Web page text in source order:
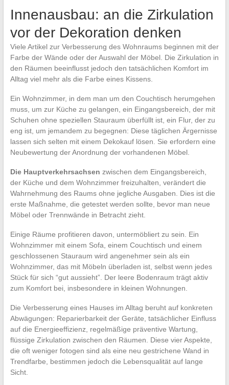
Innenausbau: an die Zirkulation
vor der Dekoration denken
Viele Artikel zur Verbesserung des Wohnraums beginnen mit der
Farbe der Wände oder der Auswahl der Möbel. Die Zirkulation in
den Räumen beeinflusst jedoch den tatsächlichen Komfort im
Alltag viel mehr als die Farbe eines Kissens.
Ein Wohnzimmer, in dem man um den Couchtisch herumgehen
muss, um zur Küche zu gelangen, ein Eingangsbereich, der mit
Schuhen ohne speziellen Stauraum überfüllt ist, ein Flur, der zu
eng ist, um jemandem zu begegnen: Diese täglichen Ärgernisse
lassen sich selten mit einem Dekokauf lösen. Sie erfordern eine
Neubewertung der Anordnung der vorhandenen Möbel.
Die Hauptverkehrsachsen zwischen dem Eingangsbereich,
der Küche und dem Wohnzimmer freizuhalten, verändert die
Wahrnehmung des Raums ohne jegliche Ausgaben. Dies ist die
erste Maßnahme, die getestet werden sollte, bevor man neue
Möbel oder Trennwände in Betracht zieht.
Einige Räume profitieren davon, untermöbliert zu sein. Ein
Wohnzimmer mit einem Sofa, einem Couchtisch und einem
geschlossenen Stauraum wird angenehmer sein als ein
Wohnzimmer, das mit Möbeln überladen ist, selbst wenn jedes
Stück für sich “gut aussieht”. Der leere Bodenraum trägt aktiv
zum Komfort bei, insbesondere in kleinen Wohnungen.
Die Verbesserung eines Hauses im Alltag beruht auf konkreten
Abwägungen: Reparierbarkeit der Geräte, tatsächlicher Einfluss
auf die Energieeffizienz, regelmäßige präventive Wartung,
flüssige Zirkulation zwischen den Räumen. Diese vier Aspekte,
die oft weniger fotogen sind als eine neu gestrichene Wand in
Trendfarbe, bestimmen jedoch die Lebensqualität auf lange
Sicht.